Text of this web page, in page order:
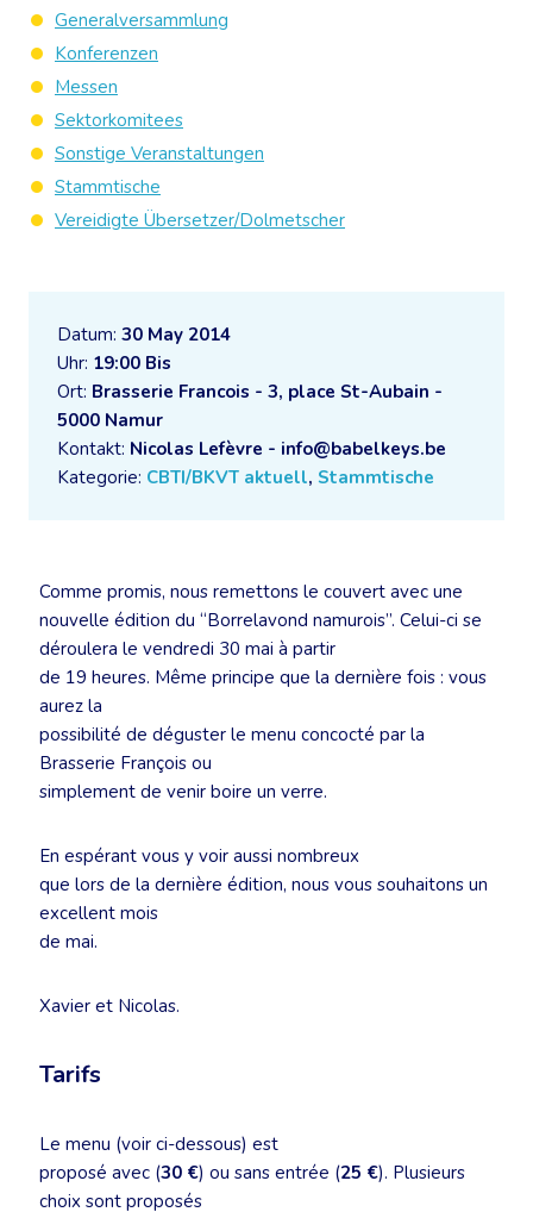
Datum: 30 May 2014
Uhr: 19:00 Bis
Ort: Brasserie Francois - 3, place St-Aubain -
5000 Namur
Kontakt: Nicolas Lefèvre - info@babelkeys.be
Kategorie: CBTI/BKVT aktuell, Stammtische
Comme promis, nous remettons le couvert avec une
nouvelle édition du “Borrelavond namurois”. Celui-ci se
déroulera le vendredi 30 mai à partir
de 19 heures. Même principe que la dernière fois : vous
aurez la
possibilité de déguster le menu concocté par la
Brasserie François ou
simplement de venir boire un verre.
En espérant vous y voir aussi nombreux
que lors de la dernière édition, nous vous souhaitons un
excellent mois
de mai.
Xavier et Nicolas.
Tarifs
Le menu (voir ci-dessous) est
proposé avec (30 €) ou sans entrée (25 €). Plusieurs
choix sont proposés
Generalversammlung
Konferenzen
Messen
Sektorkomitees
Sonstige Veranstaltungen
Stammtische
Vereidigte Übersetzer/Dolmetscher